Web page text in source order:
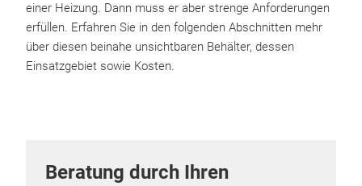
einer Heizung. Dann muss er aber strenge Anforderungen
erfüllen. Erfahren Sie in den folgenden Abschnitten mehr
über diesen beinahe unsichtbaren Behälter, dessen
Einsatzgebiet sowie Kosten.
Beratung durch Ihren